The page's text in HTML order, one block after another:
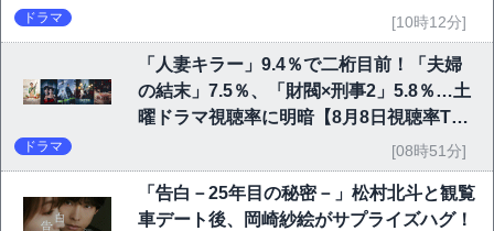
ドラマ [10時12分]
「人妻キラー」9.4％で二桁目前！「夫婦
の結末」7.5％、「財閥×刑事2」5.8％…土
曜ドラマ視聴率に明暗【8月8日視聴率TO
ドラマ [08時51分]
「告白－25年目の秘密－」松村北斗と観覧
車デート後、岡崎紗絵がサプライズハグ！